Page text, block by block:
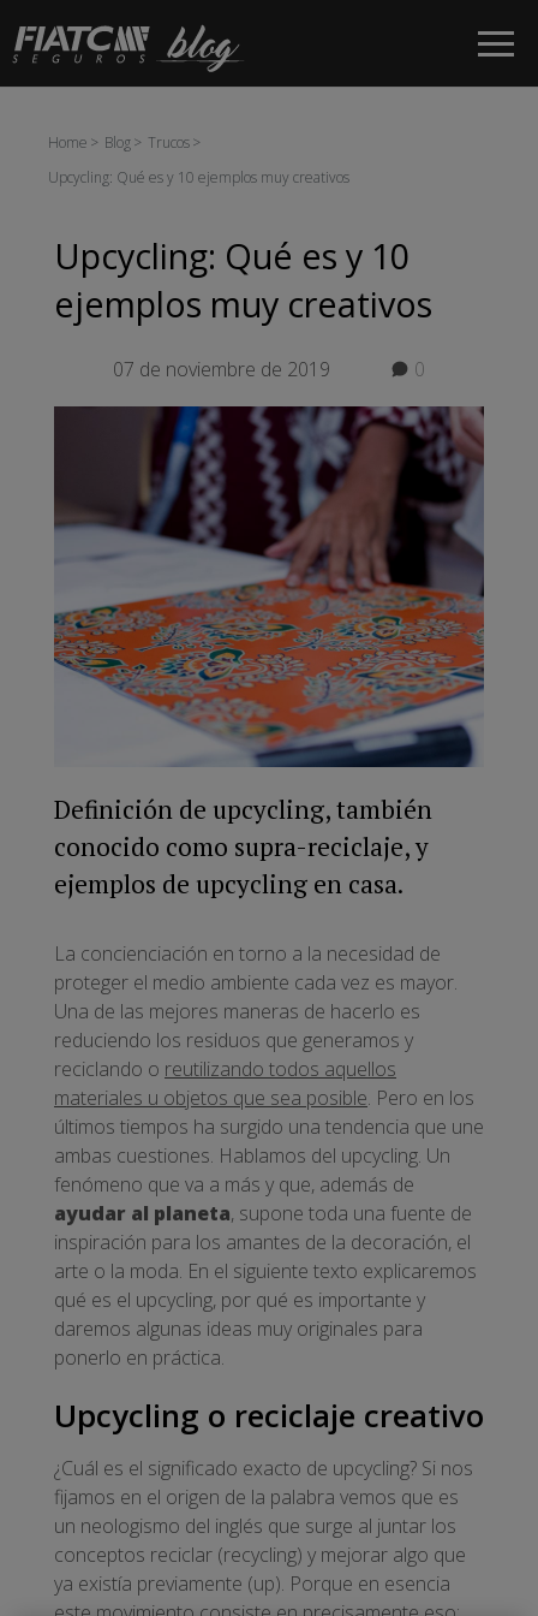
Saltar al contenido principal
Home Blog
Trucos
Upcycling: Qué es y 10 ejemplos muy creativos
Upcycling: Qué es y 10
ejemplos muy creativos
07 de noviembre de 2019 0
Definición de upcycling, también
conocido como supra-reciclaje, y
ejemplos de upcycling en casa.
La concienciación en torno a la necesidad de
proteger el medio ambiente cada vez es mayor.
Una de las mejores maneras de hacerlo es
reduciendo los residuos que generamos y
reciclando o reutilizando todos aquellos
materiales u objetos que sea posible. Pero en los
últimos tiempos ha surgido una tendencia que une
ambas cuestiones. Hablamos del upcycling. Un
fenómeno que va a más y que, además de
ayudar al planeta, supone toda una fuente de
inspiración para los amantes de la decoración, el
arte o la moda. En el siguiente texto explicaremos
qué es el upcycling, por qué es importante y
daremos algunas ideas muy originales para
ponerlo en práctica.
Upcycling o reciclaje creativo
¿Cuál es el significado exacto de upcycling? Si nos
fijamos en el origen de la palabra vemos que es
un neologismo del inglés que surge al juntar los
conceptos reciclar (recycling) y mejorar algo que
ya existía previamente (up). Porque en esencia